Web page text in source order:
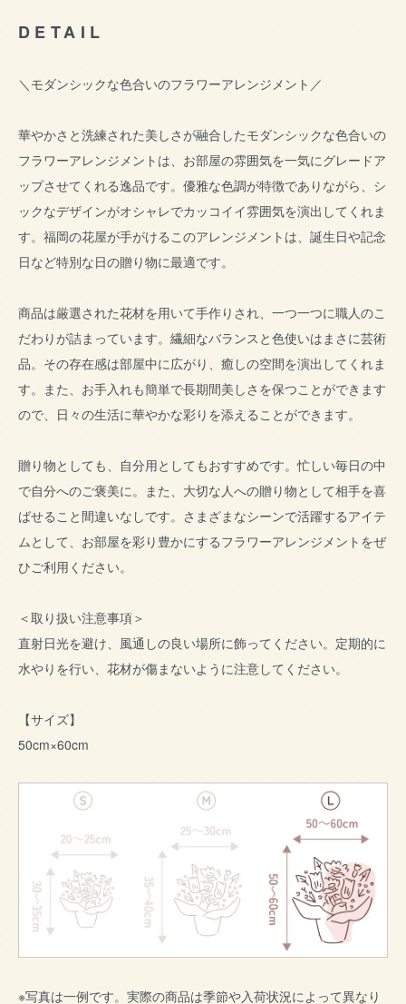
DETAIL
＼モダンシックな色合いのフラワーアレンジメント／
華やかさと洗練された美しさが融合したモダンシックな色合いの
フラワーアレンジメントは、お部屋の雰囲気を一気にグレードア
ップさせてくれる逸品です。優雅な色調が特徴でありながら、シ
ックなデザインがオシャレでカッコイイ雰囲気を演出してくれま
す。福岡の花屋が手がけるこのアレンジメントは、誕生日や記念
日など特別な日の贈り物に最適です。
商品は厳選された花材を用いて手作りされ、一つ一つに職人のこ
だわりが詰まっています。繊細なバランスと色使いはまさに芸術
品。その存在感は部屋中に広がり、癒しの空間を演出してくれま
す。また、お手入れも簡単で長期間美しさを保つことができます
ので、日々の生活に華やかな彩りを添えることができます。
贈り物としても、自分用としてもおすすめです。忙しい毎日の中
で自分へのご褒美に。また、大切な人への贈り物として相手を喜
ばせること間違いなしです。さまざまなシーンで活躍するアイテ
ムとして、お部屋を彩り豊かにするフラワーアレンジメントをぜ
ひご利用ください。
＜取り扱い注意事項＞
直射日光を避け、風通しの良い場所に飾ってください。定期的に
水やりを行い、花材が傷まないように注意してください。
【サイズ】
50cm×60cm
※写真は一例です。実際の商品は季節や入荷状況によって異なり